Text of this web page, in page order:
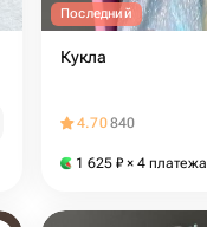
Последний
Кукла
4.70840
1 625 ₽ × 4 платежа